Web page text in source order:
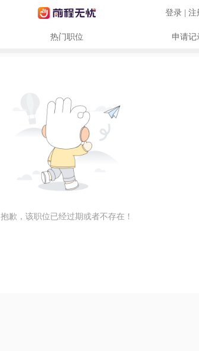
登录 | 注
热门职位 申请记
抱歉，该职位已经过期或者不存在！